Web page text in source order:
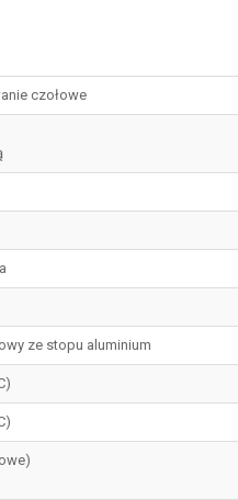
czołowe
ze stopu aluminium